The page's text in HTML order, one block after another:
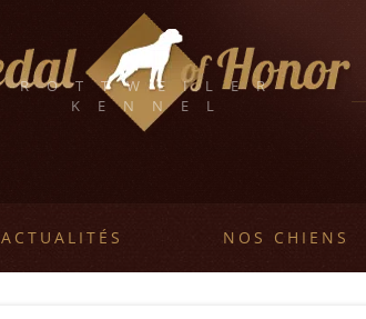
ROTTWEILER
KENNEL
ACTUALITÉS NOS CHIENS